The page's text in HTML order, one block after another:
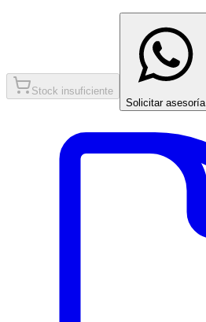
Stock insuficiente
Solicitar asesoría